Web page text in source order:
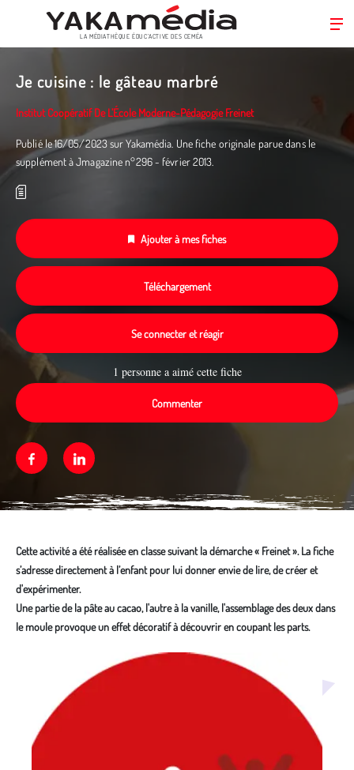
principal
LA MÉDIATHÈQUE ÉDUC’ACTIVE DES CEMÉA
Je cuisine : le gâteau marbré
Institut Coopératif De L’École Moderne-Pédagogie Freinet
Publié le 16/05/2023 sur Yakamédia. Une fiche originale parue dans le
supplément à Jmagazine n°296 - février 2013.
Ajouter à mes fiches
Téléchargement
Se connecter et réagir
1 personne a aimé cette fiche
Commenter
FacebookLinkedin
Cette activité a été réalisée en classe suivant la démarche « Freinet ». La fiche
s’adresse directement à l’enfant pour lui donner envie de lire, de créer et
d'expérimenter.
Une partie de la pâte au cacao, l'autre à la vanille, l'assemblage des deux dans
le moule provoque un effet décoratif à découvrir en coupant les parts.